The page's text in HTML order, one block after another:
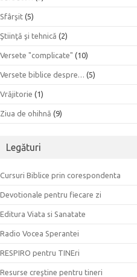
Sfârşit (5)
Ştiinţă şi tehnică (2)
Versete "complicate" (10)
Versete biblice despre… (5)
Vrăjitorie (1)
Ziua de ohihnă (9)
Legături
Cursuri Biblice prin corespondenta
Devotionale pentru fiecare zi
Editura Viata si Sanatate
Radio Vocea Sperantei
RESPIRO pentru TINEri
Resurse creştine pentru tineri